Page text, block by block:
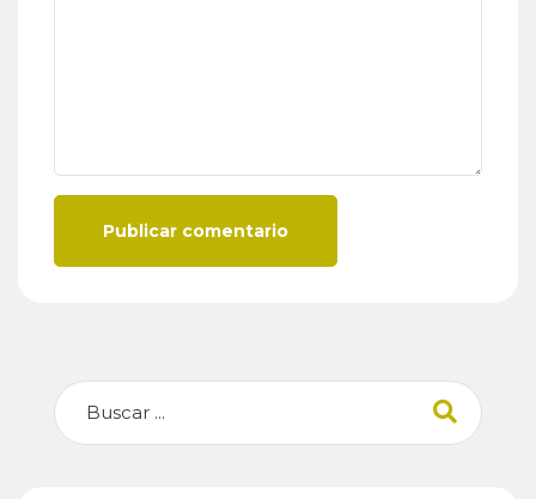
Publicar comentario
Buscar